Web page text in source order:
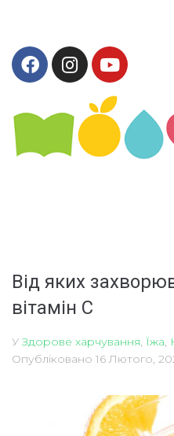
Від яких
вітамін С
УЗдорове харчування Їжа
Опубліковано 16 Лютого,